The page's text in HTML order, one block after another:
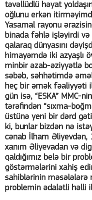
təvəllüdlü həyat
oğlunu erkən
Yasamal rayonu
binada fəhlə işləyirdi və
qalaraq dünyasını
himayəmdə iki azyaşlı
minbir əzab-əziyyətlə
səbəb, səhhətimdə
heç bir əmək fəaliyyəti
gün isə, “ESKA” MMC-
tərəfindən “sıxma-
üstünə yeni bir dərd
ki, bunlar bizdən nə
cənab İlham Əliyevdən,
xanım Əliyevadan və
qaldığımız belə bir
göstərmələrini xahiş
sahiblərinin məsələlərə
problemin ədalətli həlli